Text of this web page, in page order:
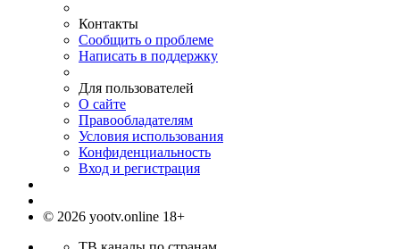
Контакты
Сообщить о проблеме
Написать в поддержку
Для пользователей
О сайте
Правообладателям
Условия использования
Конфиденциальность
Вход и регистрация
© 2026 yootv.online 18+